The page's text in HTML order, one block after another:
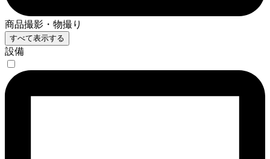
商品撮影・物撮り
すべて表示する
設備